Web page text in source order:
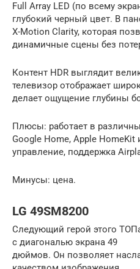
Full Array LED (по всему
глубокий черный цвет. В
X-Motion Clarity, которая
динамичные сцены без
Контент HDR выглядит
телевизор отображает
делает ощущение глубины
Плюсы: работает в
Google Home, Apple HomeKit
управление, поддержка
Минусы: цена.
LG 49SM8200
Следующий герой этого
с диагональю экрана 49
дюймов. Он позволяет